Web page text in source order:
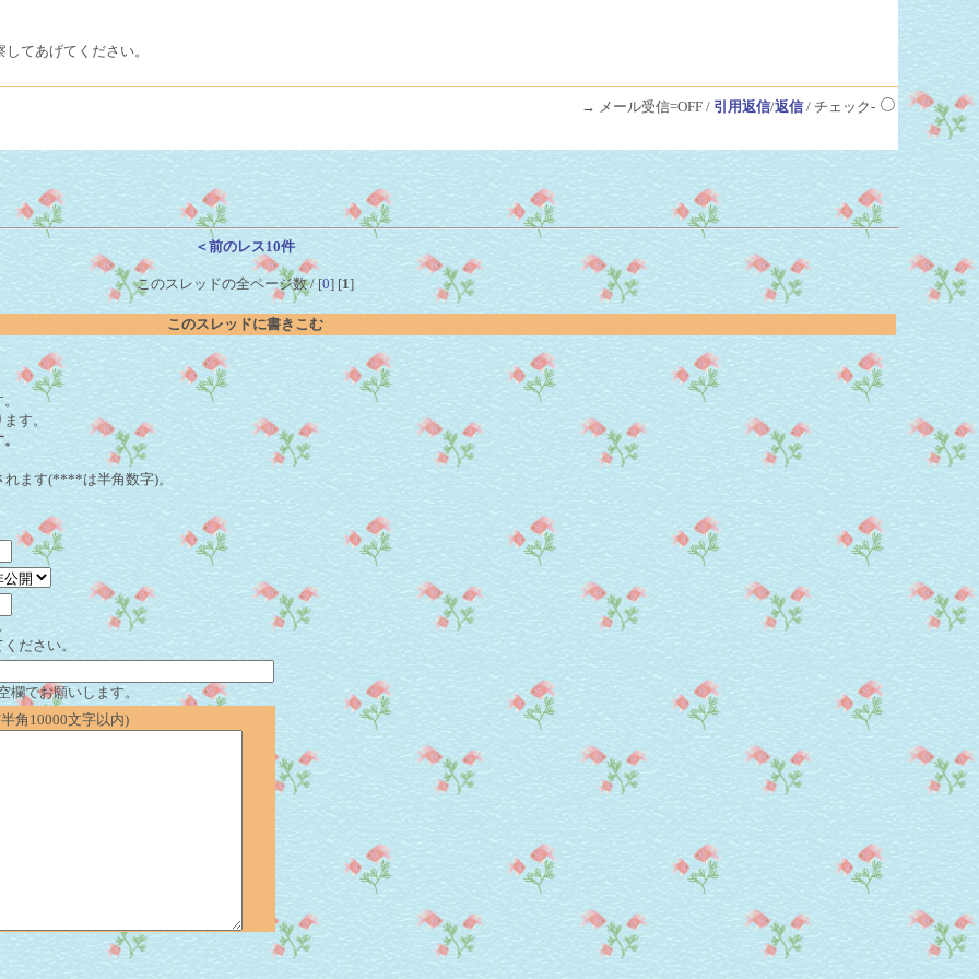
てあげてください。
→ メール受信=OFF / 引用返信/返信/ チェック-
＜前のレス10件
このスレッドの全ページ数 / [0] [1]
このスレッドに書きこむ
す。
ます(****は半角数字)。
ださい。
でお願いします。
角10000文字以内)